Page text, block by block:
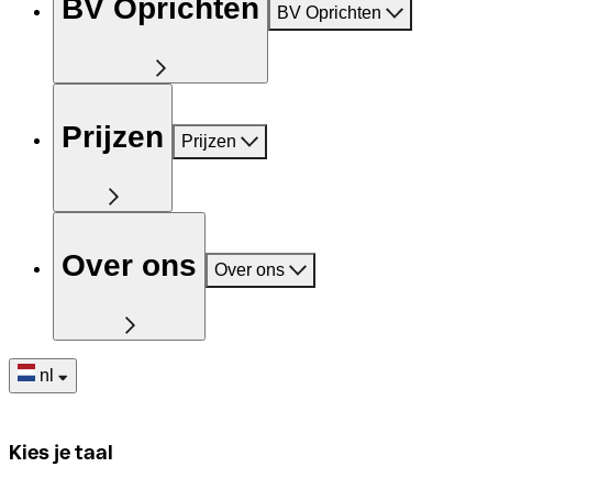
BV Oprichten BV Oprichten
Prijzen Prijzen
Over ons Over ons
nl
Kies je taal